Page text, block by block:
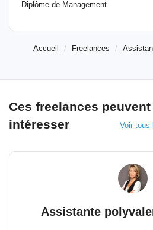
Diplôme de Management
Accueil Freelances
Ces freelances
intéresser
Voir tous
Assistante